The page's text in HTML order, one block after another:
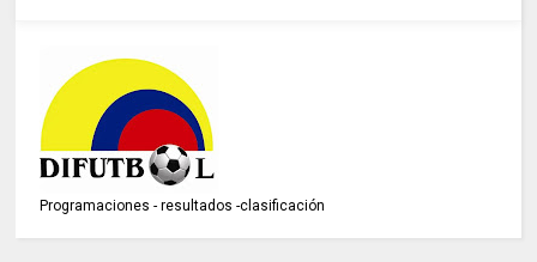
Programaciones - resultados -clasificación